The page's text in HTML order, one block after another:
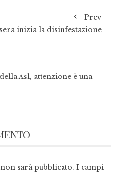
Prev
inizia la disinfestazione
Asl, attenzione è una
sarà pubblicato. I campi